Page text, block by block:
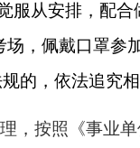
从安排，配合
，佩戴口罩参
的，依法追究
，按照《事业